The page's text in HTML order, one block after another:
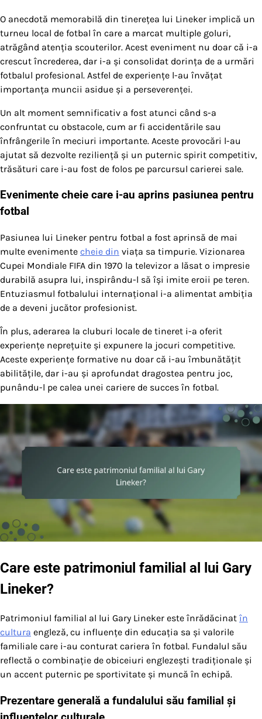
O anecdotă memorabilă din tinerețea lui Lineker implică un
turneu local de fotbal în care a marcat multiple goluri,
atrăgând atenția scouterilor. Acest eveniment nu doar că i-a
crescut încrederea, dar i-a și consolidat dorința de a urmări
fotbalul profesional. Astfel de experiențe l-au învățat
importanța muncii asidue și a perseverenței.
Un alt moment semnificativ a fost atunci când s-a
confruntat cu obstacole, cum ar fi accidentările sau
înfrângerile în meciuri importante. Aceste provocări l-au
ajutat să dezvolte reziliență și un puternic spirit competitiv,
trăsături care i-au fost de folos pe parcursul carierei sale.
Evenimente cheie care i-au aprins pasiunea pentru
fotbal
Pasiunea lui Lineker pentru fotbal a fost aprinsă de mai
multe evenimente cheie din viața sa timpurie. Vizionarea
Cupei Mondiale FIFA din 1970 la televizor a lăsat o impresie
durabilă asupra lui, inspirându-l să își imite eroii pe teren.
Entuziasmul fotbalului internațional i-a alimentat ambiția
de a deveni jucător profesionist.
În plus, aderarea la cluburi locale de tineret i-a oferit
experiențe neprețuite și expunere la jocuri competitive.
Aceste experiențe formative nu doar că i-au îmbunătățit
abilitățile, dar i-au și aprofundat dragostea pentru joc,
punându-l pe calea unei cariere de succes în fotbal.
Care este patrimoniul familial al lui Gary
Lineker?
Patrimoniul familial al lui Gary Lineker este înrădăcinat în
cultura engleză, cu influențe din educația sa și valorile
familiale care i-au conturat cariera în fotbal. Fundalul său
reflectă o combinație de obiceiuri englezești tradiționale și
un accent puternic pe sportivitate și muncă în echipă.
Prezentare generală a fundalului său familial și